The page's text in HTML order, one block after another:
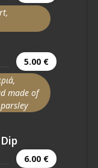
5.00 €
made of
6.00 €